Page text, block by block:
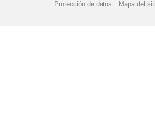
Protección de datos Mapa del